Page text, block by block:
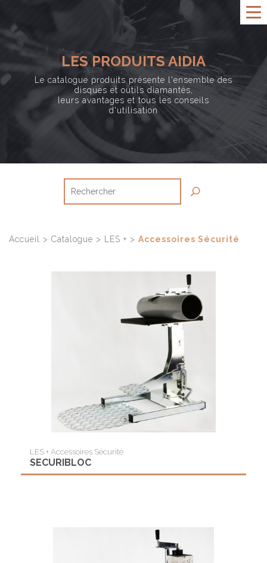
LES PRODUITS AIDIA
Le catalogue produits présente l'ensemble des
disques et outils diamantés,
leurs avantages et tous les conseils
d'utilisation
Accueil > Catalogue > LES + > Accessoires Sécurité
LES + Accessoires Sécurité
SECURIBLOC